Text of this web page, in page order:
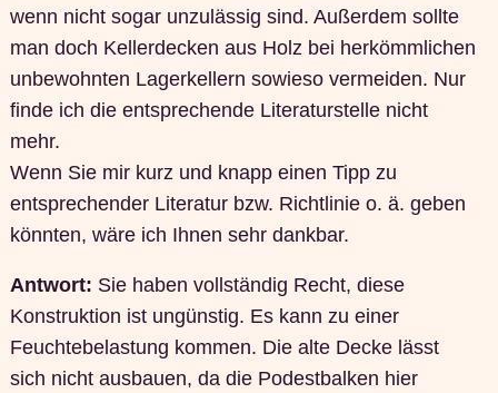
wenn nicht sogar unzulässig sind. Außerdem sollte
man doch Kellerdecken aus Holz bei herkömmlichen
unbewohnten Lagerkellern sowieso vermeiden. Nur
finde ich die entsprechende Literaturstelle nicht
mehr.
Wenn Sie mir kurz und knapp einen Tipp zu
entsprechender Literatur bzw. Richtlinie o. ä. geben
könnten, wäre ich Ihnen sehr dankbar.
Antwort: Sie haben vollständig Recht, diese
Konstruktion ist ungünstig. Es kann zu einer
Feuchtebelastung kommen. Die alte Decke lässt
sich nicht ausbauen, da die Podestbalken hier